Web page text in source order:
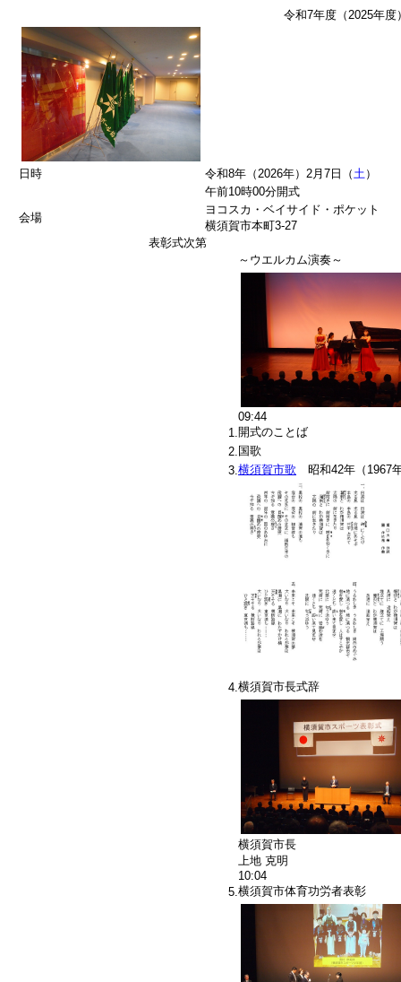
令和7年度（2025年
日時 令和8年（2026年）2月7日（土）
午前10時00分開式
会場
ヨコスカ・ベイサイド・ポケット
横須賀市本町3-27
表彰式次第
～ウエルカム演奏～
09:44
1.開式のことば
2. 国歌
3.横須賀市歌 昭和42年（1967
4.横須賀市長式辞
横須賀市長
上地 克明
10:04
5.横須賀市体育功労者表彰